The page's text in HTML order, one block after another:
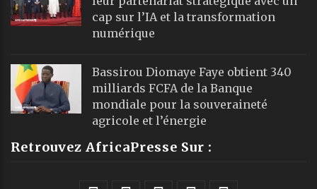
cap sur l’IA et la transformation
numérique
Bassirou Diomaye Faye obtient 340
milliards FCFA de la Banque
mondiale pour la souveraineté
agricole et l’énergie
Retrouvez AfricaPresse Sur :